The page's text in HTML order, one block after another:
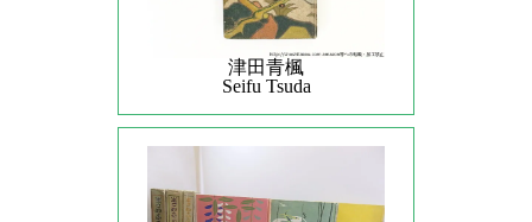
津田青楓
Seifu Tsuda